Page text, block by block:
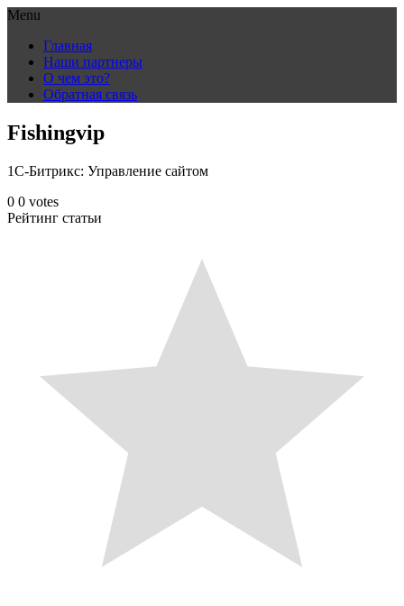
Menu
content
Главная
Наши партнеры
О чем это?
Обратная связь
Fishingvip
1С-Битрикс: Управление сайтом
0 0 votes
Рейтинг статьи